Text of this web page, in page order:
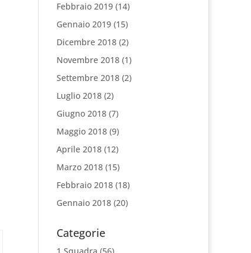
Febbraio 2019(14)
Gennaio 2019(15)
Dicembre 2018(2)
Novembre 2018(1)
Settembre 2018(2)
Luglio 2018(2)
Giugno 2018(7)
Maggio 2018(9)
Aprile 2018(12)
Marzo 2018(15)
Febbraio 2018(18)
Gennaio 2018(20)
Categorie